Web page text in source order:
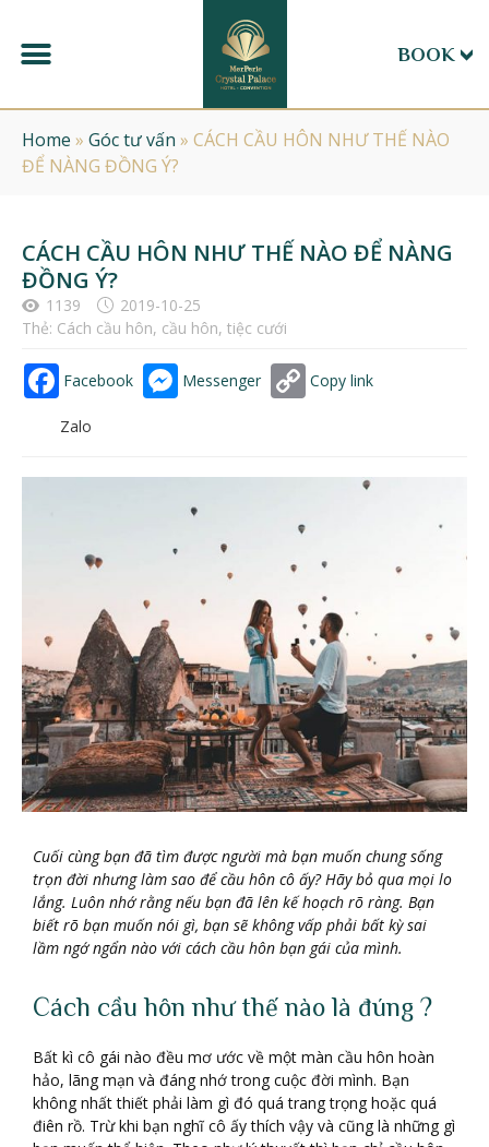
BOOK
Home » Góc tư vấn » CÁCH CẦU HÔN NHƯ THẾ NÀO
ĐỂ NÀNG ĐỒNG Ý?
CÁCH CẦU HÔN NHƯ THẾ NÀO ĐỂ NÀNG
ĐỒNG Ý?
1139
2019-10-25
Thẻ: Cách cầu hôn, cầu hôn, tiệc cưới
Facebook Messenger Copy link
Zalo
Cuối cùng bạn đã tìm được người mà bạn muốn chung sống
trọn đời nhưng làm sao để cầu hôn cô ấy? Hãy bỏ qua mọi lo
lắng. Luôn nhớ rằng nếu bạn đã lên kế hoạch rõ ràng. Bạn
biết rõ bạn muốn nói gì, bạn sẽ không vấp phải bất kỳ sai
lầm ngớ ngẩn nào với cách cầu hôn bạn gái của mình.
Cách cầu hôn như thế nào là đúng ?
Bất kì cô gái nào đều mơ ước về một màn cầu hôn hoàn
hảo, lãng mạn và đáng nhớ trong cuộc đời mình. Bạn
không nhất thiết phải làm gì đó quá trang trọng hoặc quá
điên rồ. Trừ khi bạn nghĩ cô ấy thích vậy và cũng là những gì